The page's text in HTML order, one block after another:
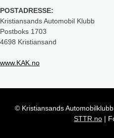
POSTADRESSE:
Kristiansands Automobil Klubb
Postboks 1703
4698 Kristiansand
www.KAK.no
© Kristiansands Automobilklubb
STTR.no |